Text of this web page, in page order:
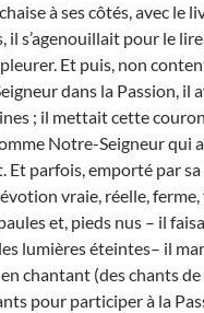
à ses côtés, avec le
il s’agenouillait pour le
Et puis, non
dans la Passion, il
; il mettait cette
Notre-Seigneur qui
Et parfois, emporté par
vraie, réelle,
et, pieds nus – il
lumières éteintes– il
en chantant (des chants
pour participer à la